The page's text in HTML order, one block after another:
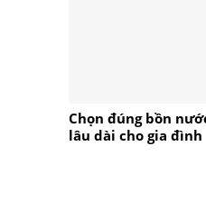
Chọn đúng bồn
lâu dài cho gia đình